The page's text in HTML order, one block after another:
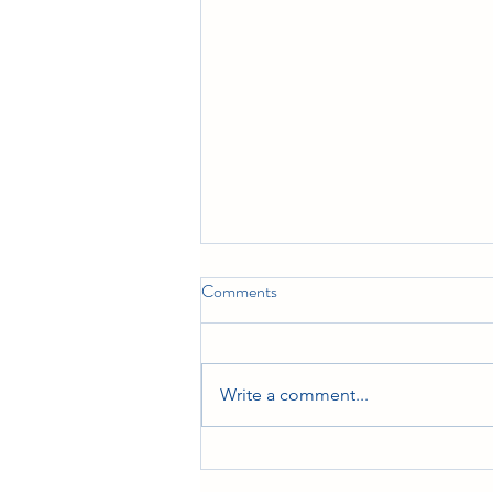
כיצד להקים מערכת רשת
Comments
Write a comment...